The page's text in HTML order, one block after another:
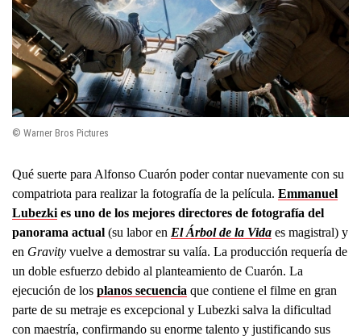
© Warner Bros Pictures
Qué suerte para Alfonso Cuarón poder contar nuevamente con su
compatriota para realizar la fotografía de la película. Emmanuel
Lubezki es uno de los mejores directores de fotografía del
panorama actual (su labor en El Árbol de la Vida es magistral) y
en Gravity vuelve a demostrar su valía. La producción requería de
un doble esfuerzo debido al planteamiento de Cuarón. La
ejecución de los planos secuencia que contiene el filme en gran
parte de su metraje es excepcional y Lubezki salva la dificultad
con maestría, confirmando su enorme talento y justificando sus